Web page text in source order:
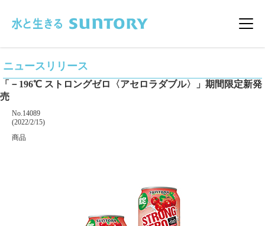
メ
ニュースリリース
「－196℃ ストロングゼロ〈アセロラダブル〉」期間限定新発
売
掲載番号
No.14089
掲載日
(2022/2/15)
カテゴリー
商品